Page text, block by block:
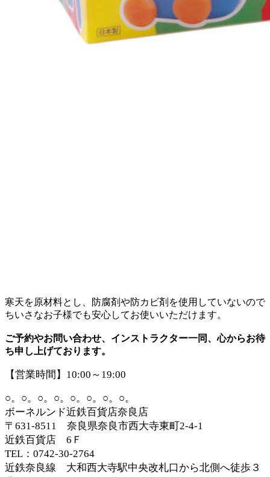
寒天を原材料とし、防腐剤や防カビ剤を使用していないので
ちいさなお子様でも安心してお使いいただけます。
ご予約やお問い合わせ、インストラクター一同、心からお待
ち申し上げております。
【営業時間】10:00～19:00
○。○。○。○。○。○。○。○。
ボーネルンド近鉄百貨店奈良店
〒631-8511 奈良県奈良市西大寺東町2-4-1
近鉄百貨店 6Ｆ
TEL：0742-30-2764
近鉄奈良線 大和西大寺駅中央改札口から北側へ徒歩３